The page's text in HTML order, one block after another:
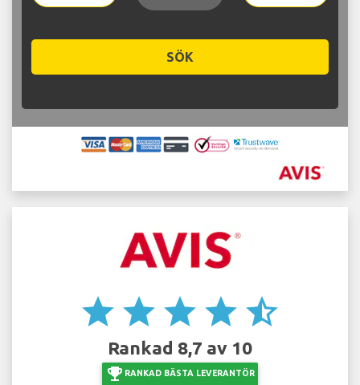
SÖK
star star star star star_half
Rankad 8,7 av 10
emoji_events RANKAD BÄSTA LEVERANTÖR